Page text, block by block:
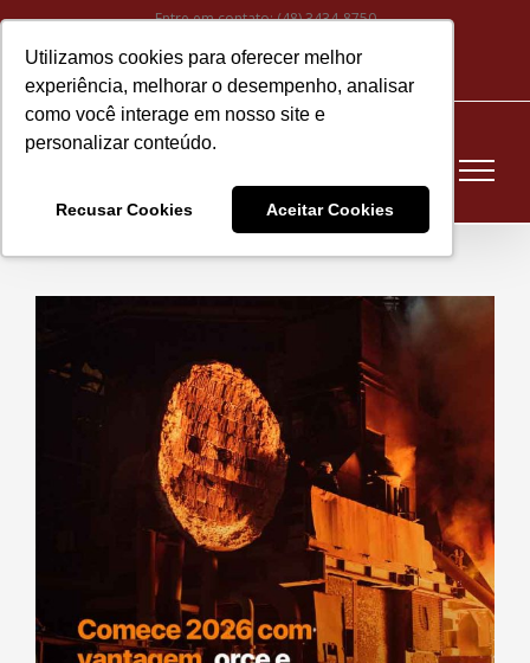
Utilizamos cookies para oferecer melhor
experiência, melhorar o desempenho, analisar
como você interage em nosso site e
personalizar conteúdo.
Recusar Cookies Aceitar Cookies
Ir
para
conteúdo
Entre em contato:(48) 3434-8750
Instagram
mail
Image